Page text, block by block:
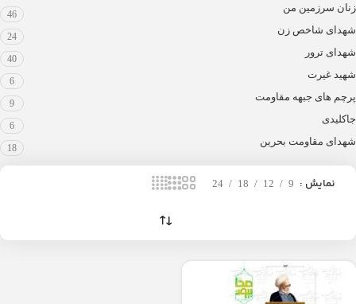
زنان سرزمین من
46
شهدای شاخص زن
24
شهدای ترور
40
شهید غیرت
6
پرچم های جبهه مقاومت
9
جاکلیدی
6
شهدای مقاومت بحرین
18
نمایش 9
12
18
24